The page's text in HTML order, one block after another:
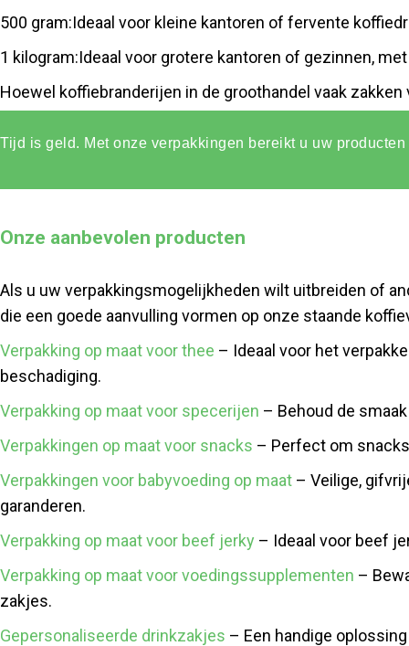
500 gram:Ideaal voor kleine kantoren of fervente
1 kilogram:Ideaal voor grotere kantoren of gezinnen,
Hoewel koffiebranderijen in de groothandel vaak
voorkeur aan zakken van 125 tot 350 gram.
Tijd is geld. Met onze verpakkingen bereikt u uw
Onze aanbevolen producten
Als u uw verpakkingsmogelijkheden wilt uitbreiden of
die een goede aanvulling vormen op onze staande
Verpakking op maat voor thee – Ideaal voor het
beschadiging.
Verpakking op maat voor specerijen – Behoud de
Verpakkingen op maat voor snacks – Perfect om
Verpakkingen voor babyvoeding op maat – Veilige,
garanderen.
Verpakking op maat voor beef jerky – Ideaal voor beef
Verpakking op maat voor voedingssupplementen –
zakjes.
Gepersonaliseerde drinkzakjes – Een handige